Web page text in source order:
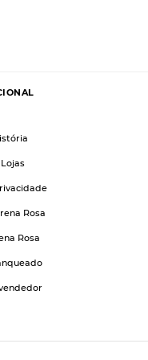
Rosa
Rosa